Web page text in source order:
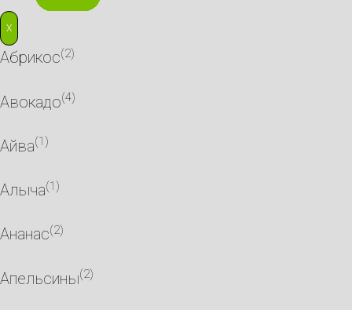
X
Абрикос(2)
Авокадо(4)
Айва(1)
Алыча(1)
Ананас(2)
Апельсины(2)